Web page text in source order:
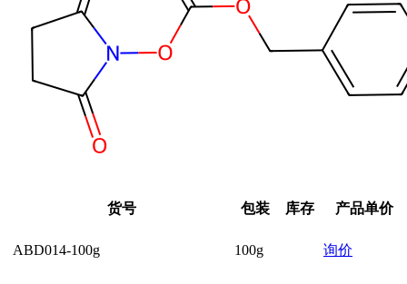
货号 包装 库存 产品单价
ABD014-100g 100g 询价